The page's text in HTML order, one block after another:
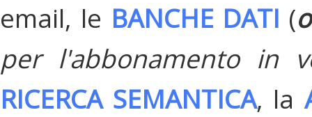
email, le BANCHE DATI (
per l'abbonamento in
RICERCA SEMANTICA, la